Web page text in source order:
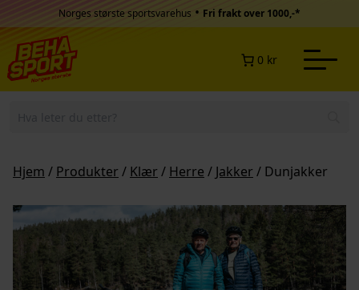
Hopp til innholdNorges største sportsvarehus • Fri frakt over 1000,-*
0 kr
Hjem / Produkter / Klær / Herre / Jakker / Dunjakker